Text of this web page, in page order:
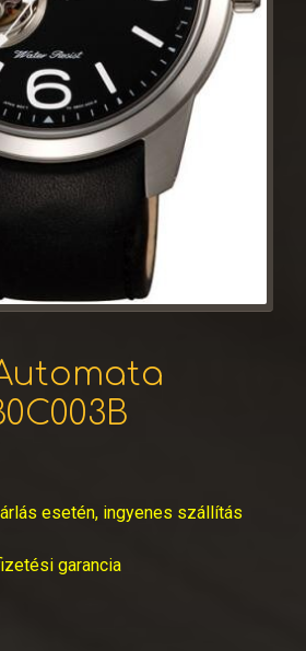
esetén, ingyenes szállítás
garancia